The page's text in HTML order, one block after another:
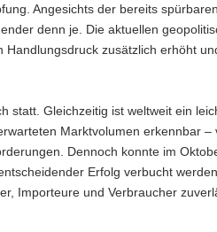
Angesichts der bereits
denn je. Die aktuellen
zusätzlich erhöht
statt. Gleichzeitig ist weltweit ein
Marktvolumen erkennbar
Dennoch konnte im
Erfolg verbucht
Importeure und Verbraucher